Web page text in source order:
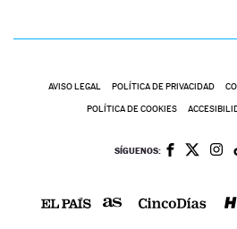
AVISO LEGAL POLÍTICA DE PRIVACIDAD
POLÍTICA DE COOKIES
SÍGUENOS: